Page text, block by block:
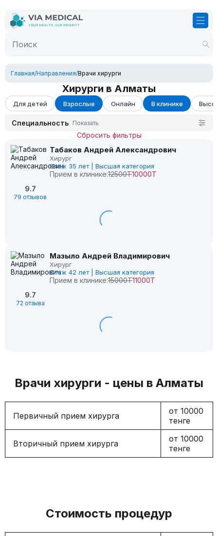
Главная/Направления/Врачи хирурги
Хирурги в Алматы
Для детей Взрослые Онлайн В клинике
Специальность Показать
Сбросить фильтры
9.7
79 отзывов
Табаков Андрей Александрович
Хирург
Стаж 35 лет | Высшая категория
Прием в клинике:12500Т10000Т
9.7
72 отзыва
Мазыло Андрей Владимирович
Хирург
Стаж 42 лет | Высшая категория
Прием в клинике:15000Т11000Т
Врачи хирурги - цены в Алматы
Первичный прием хирурга
от 10000
тенге
Вторичный прием хирурга
от 10000
тенге
Стоимость процедур